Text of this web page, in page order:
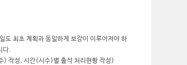
최초 계획과 동일하게 보강이 이루어져야 하
다.
) 작성, 시간(시수)별 출석 처리현황 작성)